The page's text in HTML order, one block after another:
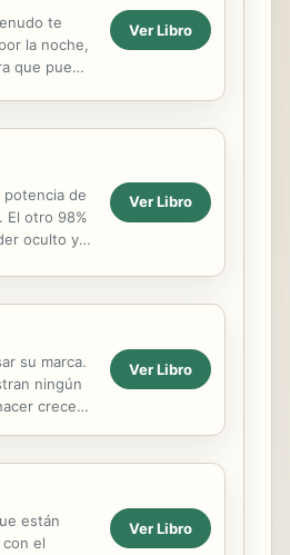
te
la noche,
que pueda
Ver Libro
de
El otro 98%
oculto y
Ver Libro
su marca.
ningún
crecer
Ver Libro
están
el
Ver Libro